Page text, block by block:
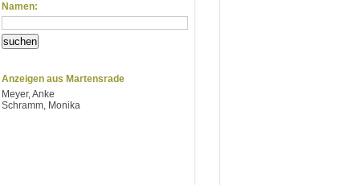
Namen:
suchen
Anzeigen aus Martensrade
Meyer, Anke
Schramm, Monika